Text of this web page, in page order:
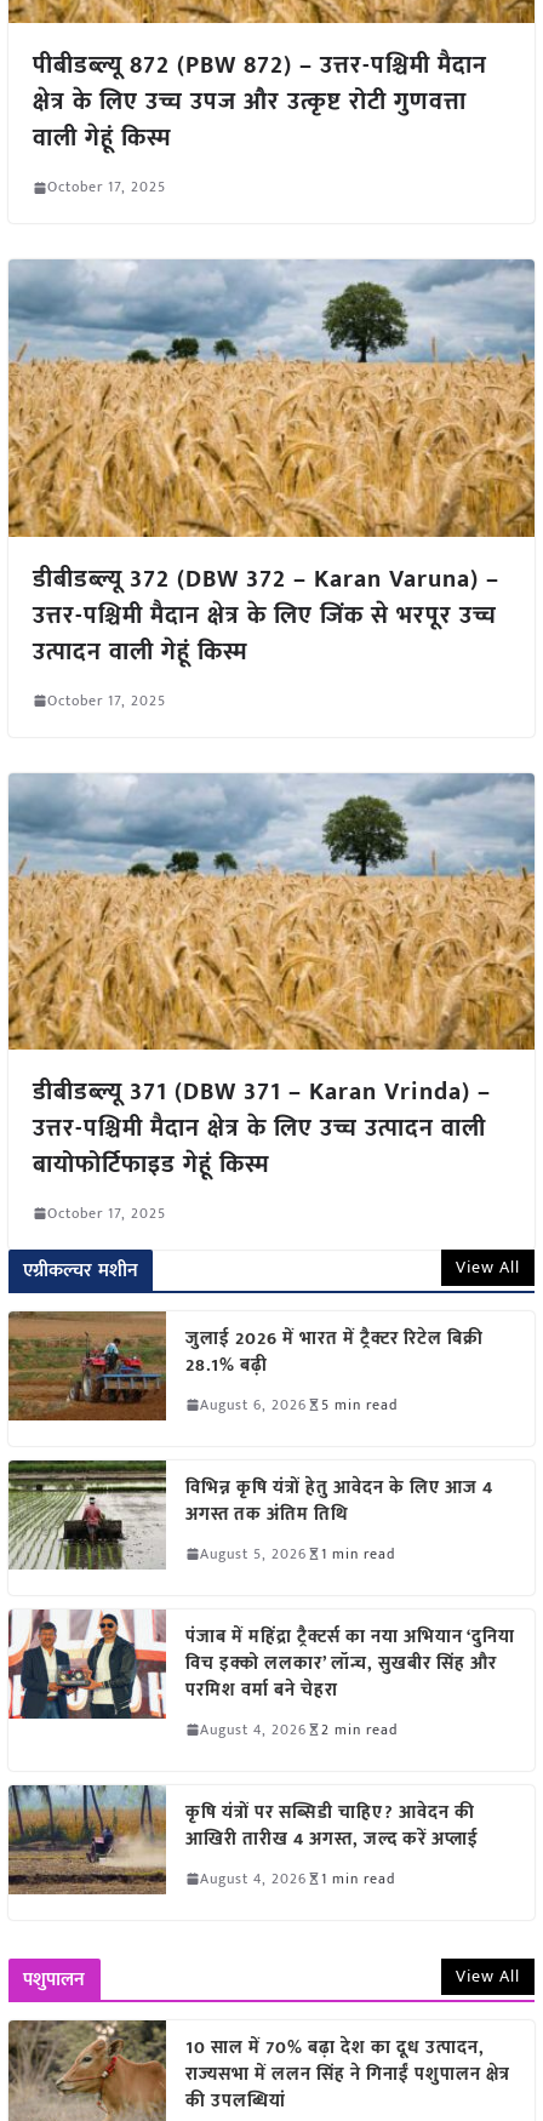
पीबीडब्ल्यू 872 (PBW 872) – उत्तर-पश्चिमी मैदान
क्षेत्र के लिए उच्च उपज और उत्कृष्ट रोटी गुणवत्ता
वाली गेहूं किस्म
October 17, 2025
डीबीडब्ल्यू 372 (DBW 372 – Karan Varuna) –
उत्तर-पश्चिमी मैदान क्षेत्र के लिए जिंक से भरपूर उच्च
उत्पादन वाली गेहूं किस्म
October 17, 2025
डीबीडब्ल्यू 371 (DBW 371 – Karan Vrinda) –
उत्तर-पश्चिमी मैदान क्षेत्र के लिए उच्च उत्पादन वाली
बायोफोर्टिफाइड गेहूं किस्म
October 17, 2025
एग्रीकल्चर मशीन View All
जुलाई 2026 में भारत में ट्रैक्टर रिटेल बिक्री
28.1% बढ़ी
August 6, 2026 5 min read
विभिन्न कृषि यंत्रों हेतु आवेदन के लिए आज 4
अगस्त तक अंतिम तिथि
August 5, 2026 1 min read
पंजाब में महिंद्रा ट्रैक्टर्स का नया अभियान ‘दुनिया
विच इक्को ललकार’ लॉन्च, सुखबीर सिंह और
परमिश वर्मा बने चेहरा
August 4, 2026 2 min read
कृषि यंत्रों पर सब्सिडी चाहिए? आवेदन की
आखिरी तारीख 4 अगस्त, जल्द करें अप्लाई
August 4, 2026 1 min read
पशुपालन View All
10 साल में 70% बढ़ा देश का दूध उत्पादन,
राज्यसभा में ललन सिंह ने गिनाईं पशुपालन क्षेत्र
की उपलब्धियां